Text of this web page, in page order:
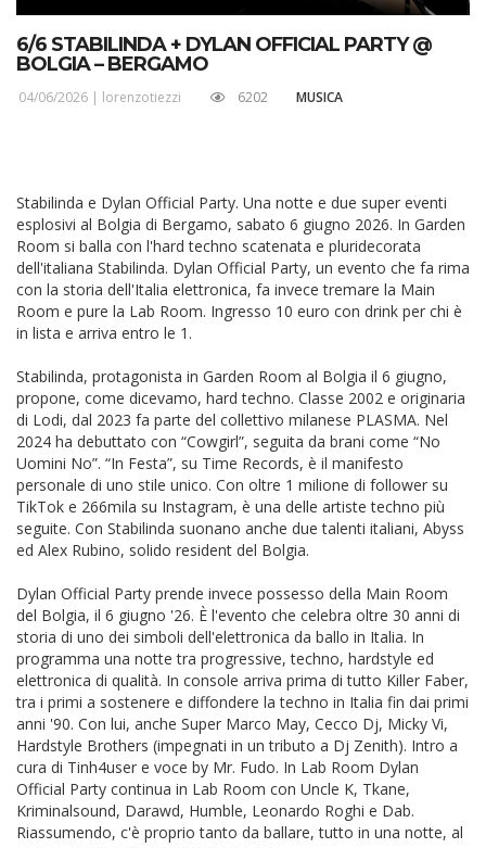
6/6 STABILINDA + DYLAN OFFICIAL PARTY @
BOLGIA – BERGAMO
04/06/2026 | lorenzotiezzi 6202 MUSICA
Stabilinda e Dylan Official Party. Una notte e due super eventi
esplosivi al Bolgia di Bergamo, sabato 6 giugno 2026. In Garden
Room si balla con l'hard techno scatenata e pluridecorata
dell'italiana Stabilinda. Dylan Official Party, un evento che fa rima
con la storia dell'Italia elettronica, fa invece tremare la Main
Room e pure la Lab Room. Ingresso 10 euro con drink per chi è
in lista e arriva entro le 1.
Stabilinda, protagonista in Garden Room al Bolgia il 6 giugno,
propone, come dicevamo, hard techno. Classe 2002 e originaria
di Lodi, dal 2023 fa parte del collettivo milanese PLASMA. Nel
2024 ha debuttato con “Cowgirl”, seguita da brani come “No
Uomini No”. “In Festa”, su Time Records, è il manifesto
personale di uno stile unico. Con oltre 1 milione di follower su
TikTok e 266mila su Instagram, è una delle artiste techno più
seguite. Con Stabilinda suonano anche due talenti italiani, Abyss
ed Alex Rubino, solido resident del Bolgia.
Dylan Official Party prende invece possesso della Main Room
del Bolgia, il 6 giugno '26. È l'evento che celebra oltre 30 anni di
storia di uno dei simboli dell'elettronica da ballo in Italia. In
programma una notte tra progressive, techno, hardstyle ed
elettronica di qualità. In console arriva prima di tutto Killer Faber,
tra i primi a sostenere e diffondere la techno in Italia fin dai primi
anni '90. Con lui, anche Super Marco May, Cecco Dj, Micky Vi,
Hardstyle Brothers (impegnati in un tributo a Dj Zenith). Intro a
cura di Tinh4user e voce by Mr. Fudo. In Lab Room Dylan
Official Party continua in Lab Room con Uncle K, Tkane,
Kriminalsound, Darawd, Humble, Leonardo Roghi e Dab.
Riassumendo, c'è proprio tanto da ballare, tutto in una notte, al